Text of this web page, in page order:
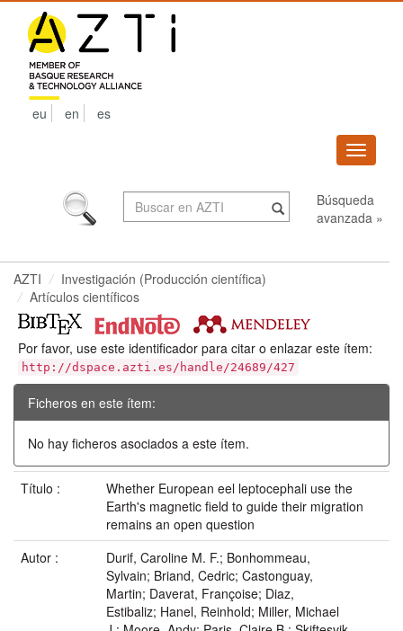
navigation
eu en es
Búsqueda
avanzada »
AZTI
Investigación (Producción científica)
Artículos científicos
Por favor, use este identificador para citar o enlazar este ítem:
http://dspace.azti.es/handle/24689/427
Ficheros en este ítem:
No hay ficheros asociados a este ítem.
Título :
Whether European eel leptocephali use the
Earth's magnetic field to guide their migration
remains an open question
Autor :
Durif, Caroline M. F.; Bonhommeau,
Sylvain; Briand, Cedric; Castonguay,
Martin; Daverat, Françoise; Diaz,
Estibaliz; Hanel, Reinhold; Miller, Michael